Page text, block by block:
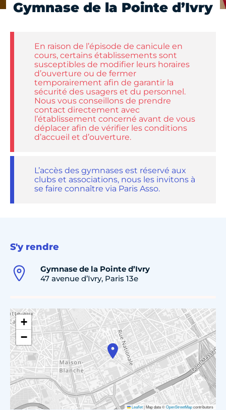
Gymnase de la Pointe d’Ivry
En raison de l’épisode de canicule en
cours, certains établissements sont
susceptibles de modifier leurs horaires
d’ouverture ou de fermer
temporairement afin de garantir la
sécurité des usagers et du personnel.
Nous vous conseillons de prendre
contact directement avec
l’établissement concerné avant de vous
déplacer afin de vérifier les conditions
d’accueil et d’ouverture.
L’accès des gymnases est réservé aux
clubs et associations, nous les invitons à
se faire connaître via Paris Asso.
S'y rendre
Gymnase de la Pointe d’Ivry
47 avenue d’Ivry, Paris 13e
+
−
Leaflet|Map data ©OpenStreetMapcontributors